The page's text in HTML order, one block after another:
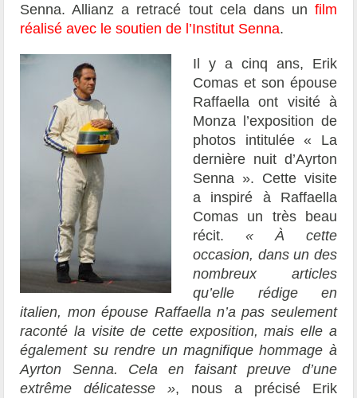
Senna. Allianz a retracé tout cela dans un film
réalisé avec le soutien de l’Institut Senna.
Il y a cinq ans, Erik
Comas et son épouse
Raffaella ont visité à
Monza l’exposition de
photos intitulée « La
dernière nuit d’Ayrton
Senna ». Cette visite
a inspiré à Raffaella
Comas un très beau
récit.« À cette
occasion, dans un des
nombreux articles
qu’elle rédige en
italien, mon épouse Raffaella n’a pas seulement
raconté la visite de cette exposition, mais ellea
également su rendre un magnifique hommage à
Ayrton Senna. Cela en faisant preuve d’une
extrême délicatesse », nous a précisé Erik